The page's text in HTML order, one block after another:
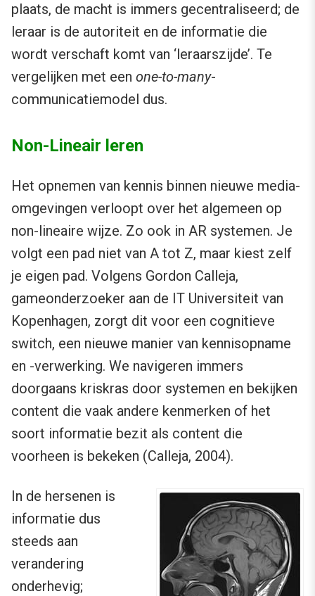
plaats, de macht is immers gecentraliseerd; de
leraar is de autoriteit en de informatie die
wordt verschaft komt van ‘leraarszijde’. Te
vergelijken met een one-to-many-
communicatiemodel dus.
Non-Lineair leren
Het opnemen van kennis binnen nieuwe media-
omgevingen verloopt over het algemeen op
non-lineaire wijze. Zo ook in AR systemen. Je
volgt een pad niet van A tot Z, maar kiest zelf
je eigen pad. Volgens Gordon Calleja,
gameonderzoeker aan de IT Universiteit van
Kopenhagen, zorgt dit voor een cognitieve
switch, een nieuwe manier van kennisopname
en -verwerking. We navigeren immers
doorgaans kriskras door systemen en bekijken
content die vaak andere kenmerken of het
soort informatie bezit als content die
voorheen is bekeken (Calleja, 2004).
In de hersenen is
informatie dus
steeds aan
verandering
onderhevig;